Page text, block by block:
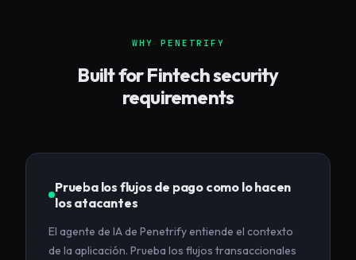
WHY PENETRIFY
Built forFintechsecurity
requirements
Prueba los flujos de pago como lo hacen
los atacantes
El agente de IA de Penetrify entiende el contexto
de la aplicación. Prueba los flujos transaccionales